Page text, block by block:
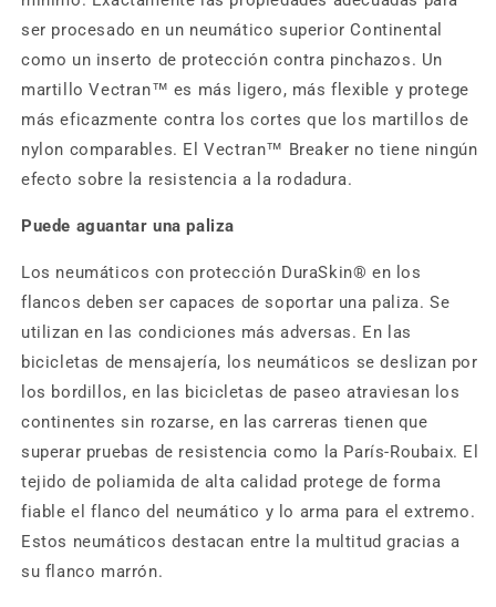
ser procesado en un neumático superior Continental
como un inserto de protección contra pinchazos. Un
martillo Vectran™ es más ligero, más flexible y protege
más eficazmente contra los cortes que los martillos de
nylon comparables. El Vectran™ Breaker no tiene ningún
efecto sobre la resistencia a la rodadura.
Puede aguantar una paliza
Los neumáticos con protección DuraSkin® en los
flancos deben ser capaces de soportar una paliza. Se
utilizan en las condiciones más adversas. En las
bicicletas de mensajería, los neumáticos se deslizan por
los bordillos, en las bicicletas de paseo atraviesan los
continentes sin rozarse, en las carreras tienen que
superar pruebas de resistencia como la París-Roubaix. El
tejido de poliamida de alta calidad protege de forma
fiable el flanco del neumático y lo arma para el extremo.
Estos neumáticos destacan entre la multitud gracias a
su flanco marrón.